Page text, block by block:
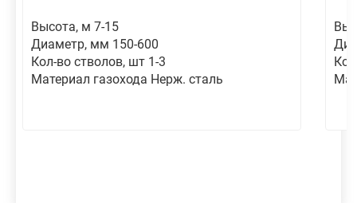
Высота, м 7-15
Диаметр, мм 150-600
Кол-во стволов, шт 1-3
Материал газохода Нерж. сталь